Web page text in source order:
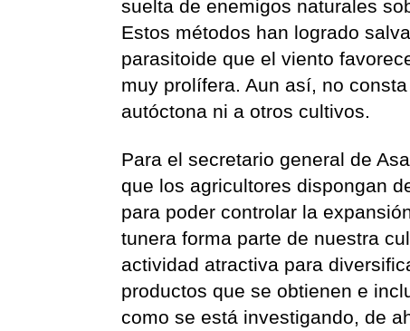
suelta de enemigos naturales
Estos métodos han logrado
parasitoide que el viento
muy prolífera. Aun así, no
autóctona ni a otros cultivos.
Para el secretario general de
que los agricultores dispongan
para poder controlar la
tunera forma parte de nuestra
actividad atractiva para
productos que se obtienen e
como se está investigando, de